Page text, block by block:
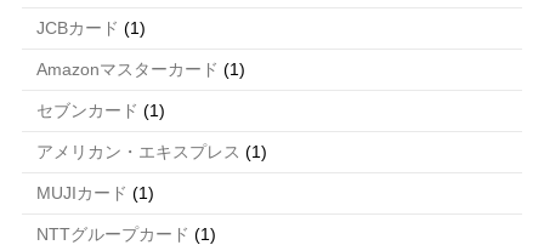
JCBカード (1)
Amazonマスターカード (1)
セブンカード (1)
アメリカン・エキスプレス (1)
MUJIカード (1)
NTTグループカード (1)